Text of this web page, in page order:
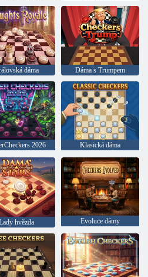
dáma Dáma s Trumpem
2026 Klasická dáma
hvězda Evoluce dámy